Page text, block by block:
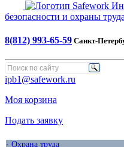
Safework
безопасности и охраны труда
8(812) 993-65-59 Санкт-
ipb1@safework.ru
Моя корзина
Подать заявку
· Охрана труда